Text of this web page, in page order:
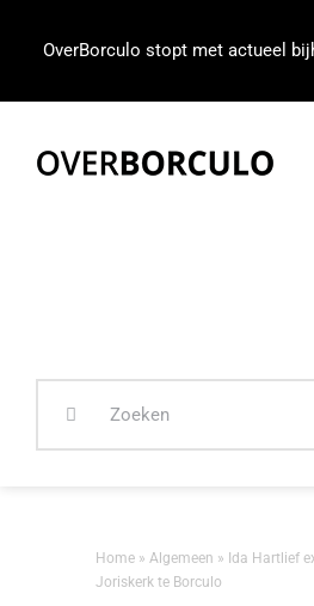
OverBorculo stopt met actueel
In beeld
Home »Algemeen » Ida Hartlief
Joriskerk te Borculo